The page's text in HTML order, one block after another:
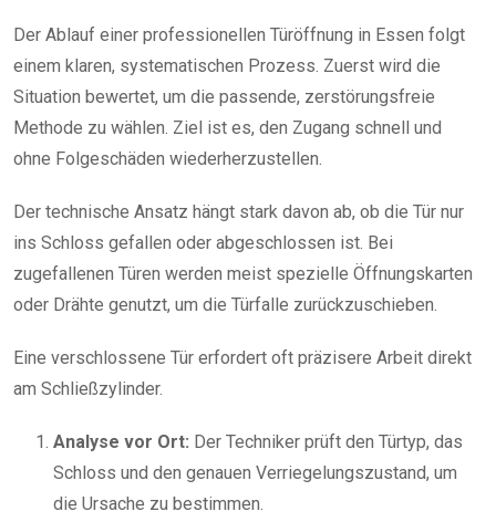
Der Ablauf einer professionellen Türöffnung in Essen folgt
einem klaren, systematischen Prozess. Zuerst wird die
Situation bewertet, um die passende, zerstörungsfreie
Methode zu wählen. Ziel ist es, den Zugang schnell und
ohne Folgeschäden wiederherzustellen.
Der technische Ansatz hängt stark davon ab, ob die Tür nur
ins Schloss gefallen oder abgeschlossen ist. Bei
zugefallenen Türen werden meist spezielle Öffnungskarten
oder Drähte genutzt, um die Türfalle zurückzuschieben.
Eine verschlossene Tür erfordert oft präzisere Arbeit direkt
am Schließzylinder.
Analyse vor Ort: Der Techniker prüft den Türtyp, das
Schloss und den genauen Verriegelungszustand, um
die Ursache zu bestimmen.